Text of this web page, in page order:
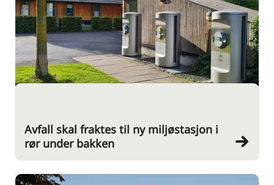
Avfall skal fraktes til ny miljøstasjon i
rør under bakken